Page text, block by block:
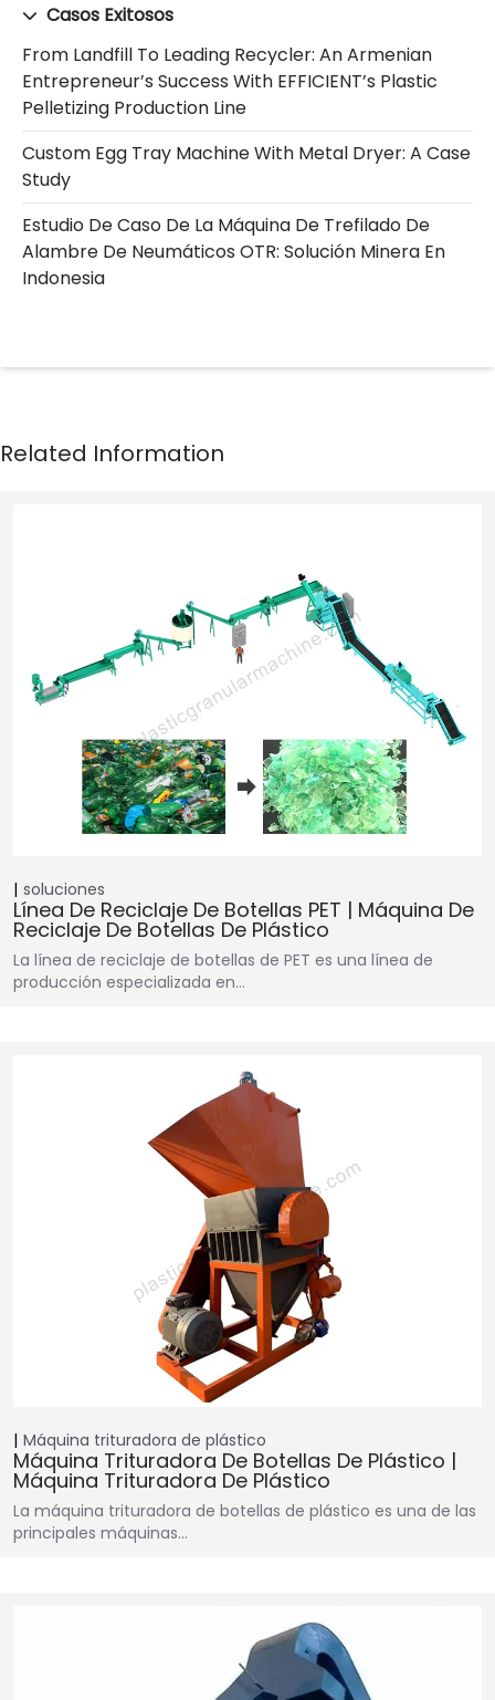
Casos Exitosos
From Landfill To Leading Recycler: An Armenian
Entrepreneur’s Success With EFFICIENT’s Plastic
Pelletizing Production Line
Custom Egg Tray Machine With Metal Dryer: A Case
Study
Estudio De Caso De La Máquina De Trefilado De
Alambre De Neumáticos OTR: Solución Minera En
Indonesia
soluciones
Línea De Reciclaje De Botellas PET | Máquina De
Reciclaje De Botellas De Plástico
La línea de reciclaje de botellas de PET es una línea de
producción especializada en…
Máquina trituradora de plástico
Máquina Trituradora De Botellas De Plástico |
Máquina Trituradora De Plástico
La máquina trituradora de botellas de plástico es una de las
principales máquinas...